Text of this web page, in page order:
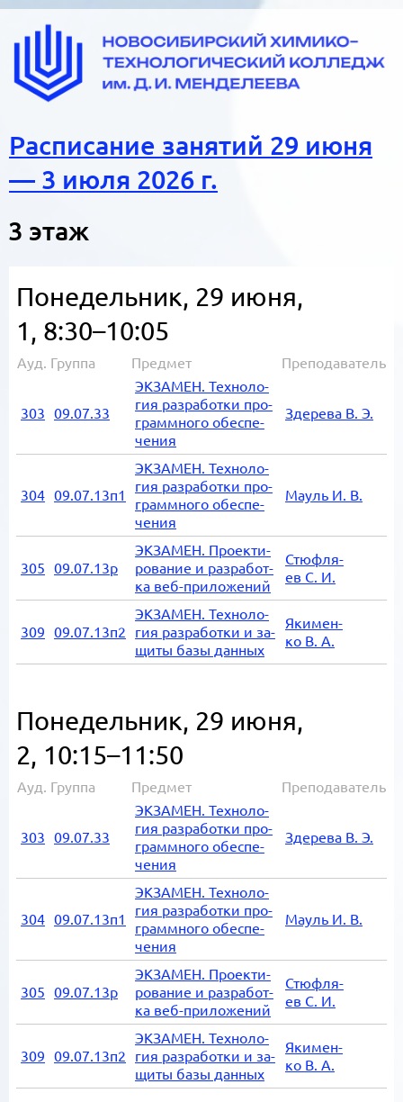
Расписание занятий 29 июня
— 3 июля 2026 г.
3 этаж
Понедельник, 29 июня,
1, 8:30–10:05
Ауд. Группа Предмет Преподаватель
303 09.07.33
ЭК­ЗА­МЕН. Тех­но­ло­
гия раз­ра­бот­ки про­
грамм­но­го обес­пе­
че­ния
Зде­ре­ва В. Э.
304 09.07.13п1
ЭК­ЗА­МЕН. Тех­но­ло­
гия раз­ра­бот­ки про­
грамм­но­го обес­пе­
че­ния
Мауль И. В.
305 09.07.13р
ЭК­ЗА­МЕН. Про­ек­ти­
ро­ва­ние и раз­ра­бот­
ка веб-при­ло­же­ний
Стю­ф­ля­
ев С. И.
309 09.07.13п2
ЭК­ЗА­МЕН. Тех­но­ло­
гия раз­ра­бот­ки и за­
щи­ты базы дан­ных
Яки­мен­
ко В. А.
Понедельник, 29 июня,
2, 10:15–11:50
Ауд. Группа Предмет Преподаватель
303 09.07.33
ЭК­ЗА­МЕН. Тех­но­ло­
гия раз­ра­бот­ки про­
грамм­но­го обес­пе­
че­ния
Зде­ре­ва В. Э.
304 09.07.13п1
ЭК­ЗА­МЕН. Тех­но­ло­
гия раз­ра­бот­ки про­
грамм­но­го обес­пе­
че­ния
Мауль И. В.
305 09.07.13р
ЭК­ЗА­МЕН. Про­ек­ти­
ро­ва­ние и раз­ра­бот­
ка веб-при­ло­же­ний
Стю­ф­ля­
ев С. И.
309 09.07.13п2
ЭК­ЗА­МЕН. Тех­но­ло­
гия раз­ра­бот­ки и за­
щи­ты базы дан­ных
Яки­мен­
ко В. А.